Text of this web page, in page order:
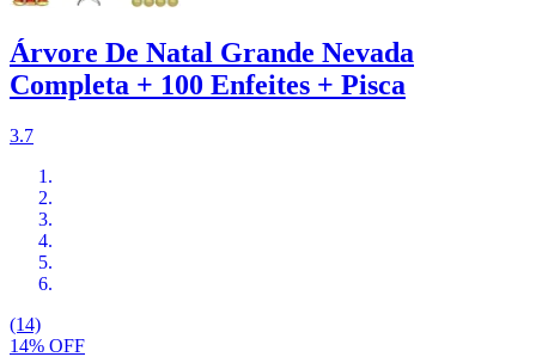
Árvore De Natal Grande Nevada
Completa + 100 Enfeites + Pisca
3.7
(14)
14% OFF